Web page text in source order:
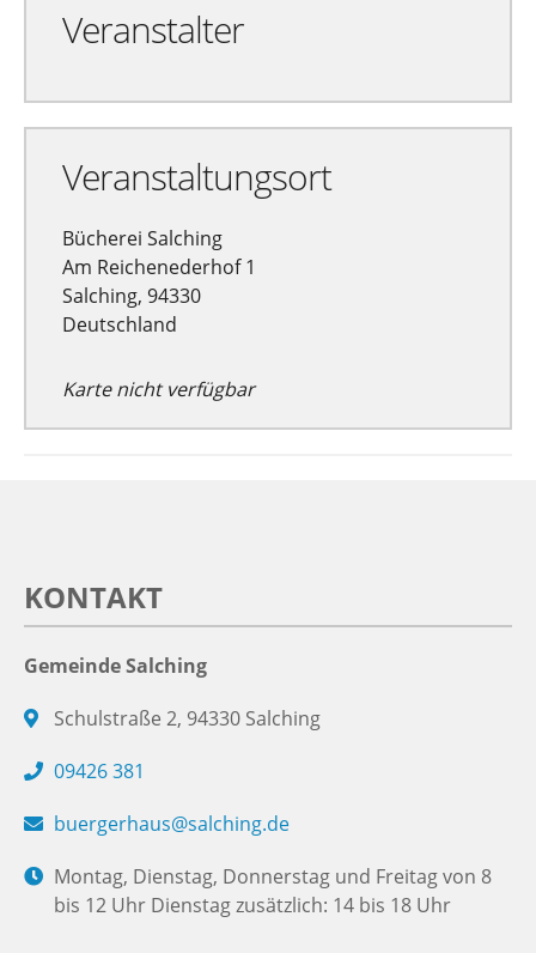
Veranstalter
Veranstaltungsort
Bücherei Salching
Am Reichenederhof 1
Salching, 94330
Deutschland
Karte nicht verfügbar
KONTAKT
Gemeinde Salching
Schulstraße 2, 94330 Salching
09426 381
buergerhaus@salching.de
Montag, Dienstag, Donnerstag und Freitag von 8
bis 12 Uhr Dienstag zusätzlich: 14 bis 18 Uhr